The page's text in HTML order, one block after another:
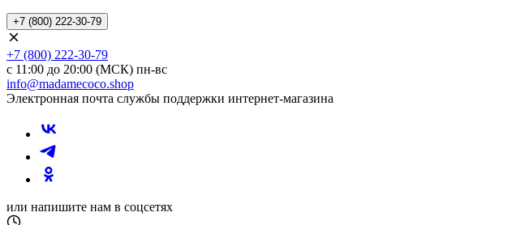
+7 (800) 222-30-79
+7 (800) 222-30-79
с 11:00 до 20:00 (МСК) пн-вс
info@madamecoco.shop
Электронная почта службы поддержки интернет-магазина
или напишите нам в соцсетях